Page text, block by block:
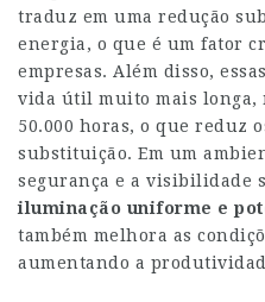
traduz em uma redução
energia, o que é um fator
empresas. Além disso,
vida útil muito mais longa,
50.000 horas, o que reduz
substituição. Em um
segurança e a visibilidade
iluminação uniforme e
também melhora as
aumentando a